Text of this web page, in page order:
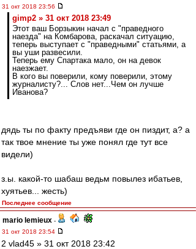
31 окт 2018 23:56
gimp2 » 31 окт 2018 23:49
Этот ваш Борзыкин начал с "праведного
наезда" на Комбарова, раскачал ситуацию,
теперь выступает с "праведными" статьями, а
вы уши развесили.
Теперь ему Спартака мало, он на девок
наезжает.
В кого вы поверили, кому поверили, этому
журналисту?... Слов нет...Чем он лучше
Иванова?
дядь ты по факту предъяви где он пиздит, а? а
так твое мнение ты уже понял где тут все
видели)
з.ы. какой-то шабаш ведьм повылез ибатьев,
хуятьев... жесть)
Последнее сообщение
mario lemieux -
31 окт 2018 23:54
2 vlad45 » 31 окт 2018 23:42